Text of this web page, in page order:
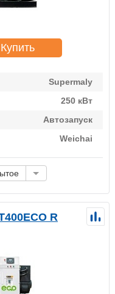
Купить
Supermaly
250 кВт
Автозапуск
Weichai
R